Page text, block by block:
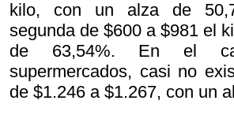
kilo, con un alza de
segunda de $600 a $981 el
de 63,54%. En el
supermercados, casi no
de $1.246 a $1.267, con un